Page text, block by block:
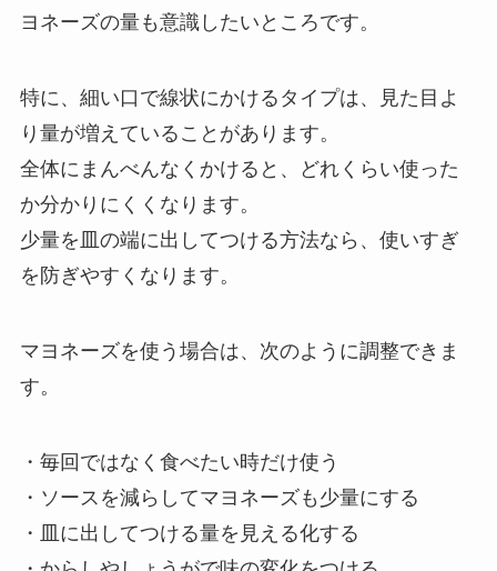
ヨネーズの量も意識したいところです。
特に、細い口で線状にかけるタイプは、見た目よ
り量が増えていることがあります。
全体にまんべんなくかけると、どれくらい使った
か分かりにくくなります。
少量を皿の端に出してつける方法なら、使いすぎ
を防ぎやすくなります。
マヨネーズを使う場合は、次のように調整できま
す。
・毎回ではなく食べたい時だけ使う
・ソースを減らしてマヨネーズも少量にする
・皿に出してつける量を見える化する